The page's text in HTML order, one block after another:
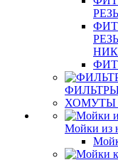
ХОМУТЫ
Мойки из